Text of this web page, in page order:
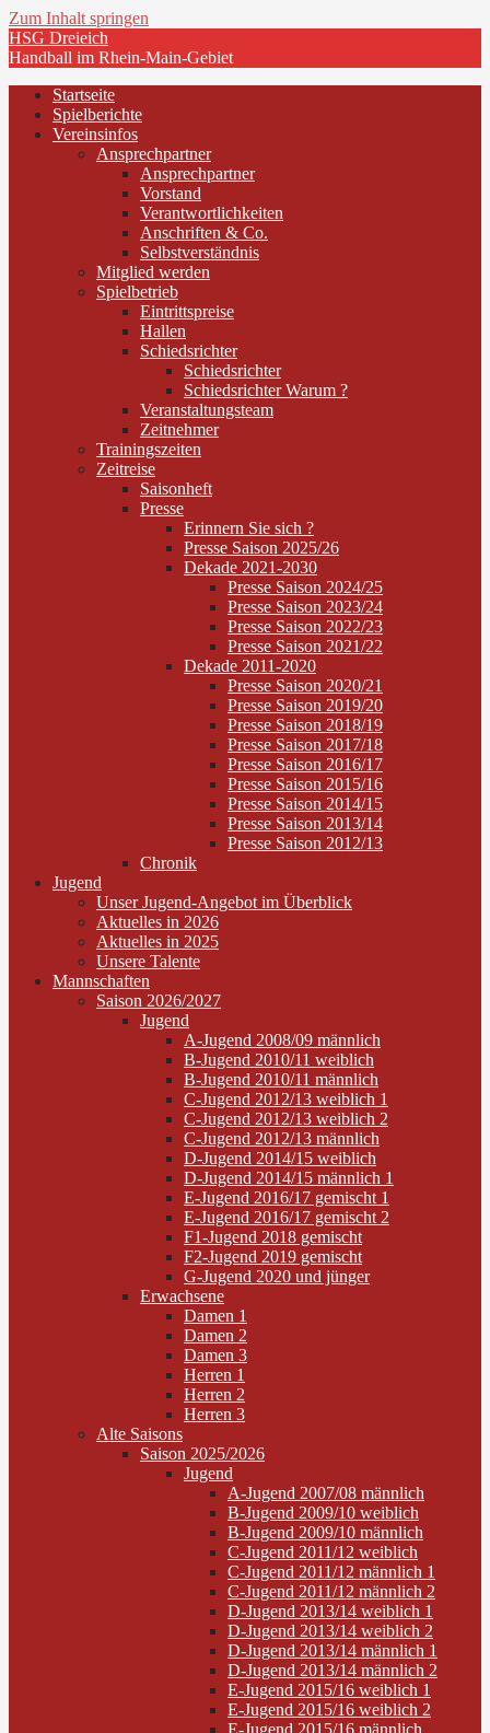
Zum Inhalt springen
HSG Dreieich
Handball im Rhein-Main-Gebiet
Startseite
Spielberichte
Vereinsinfos
Ansprechpartner
Ansprechpartner
Vorstand
Verantwortlichkeiten
Anschriften & Co.
Selbstverständnis
Mitglied werden
Spielbetrieb
Eintrittspreise
Hallen
Schiedsrichter
Schiedsrichter
Schiedsrichter Warum ?
Veranstaltungsteam
Zeitnehmer
Trainingszeiten
Zeitreise
Saisonheft
Presse
Erinnern Sie sich ?
Presse Saison 2025/26
Dekade 2021-2030
Presse Saison 2024/25
Presse Saison 2023/24
Presse Saison 2022/23
Presse Saison 2021/22
Dekade 2011-2020
Presse Saison 2020/21
Presse Saison 2019/20
Presse Saison 2018/19
Presse Saison 2017/18
Presse Saison 2016/17
Presse Saison 2015/16
Presse Saison 2014/15
Presse Saison 2013/14
Presse Saison 2012/13
Chronik
Jugend
Unser Jugend-Angebot im Überblick
Aktuelles in 2026
Aktuelles in 2025
Unsere Talente
Mannschaften
Saison 2026/2027
Jugend
A-Jugend 2008/09 männlich
B-Jugend 2010/11 weiblich
B-Jugend 2010/11 männlich
C-Jugend 2012/13 weiblich 1
C-Jugend 2012/13 weiblich 2
C-Jugend 2012/13 männlich
D-Jugend 2014/15 weiblich
D-Jugend 2014/15 männlich 1
E-Jugend 2016/17 gemischt 1
E-Jugend 2016/17 gemischt 2
F1-Jugend 2018 gemischt
F2-Jugend 2019 gemischt
G-Jugend 2020 und jünger
Erwachsene
Damen 1
Damen 2
Damen 3
Herren 1
Herren 2
Herren 3
Alte Saisons
Saison 2025/2026
Jugend
A-Jugend 2007/08 männlich
B-Jugend 2009/10 weiblich
B-Jugend 2009/10 männlich
C-Jugend 2011/12 weiblich
C-Jugend 2011/12 männlich 1
C-Jugend 2011/12 männlich 2
D-Jugend 2013/14 weiblich 1
D-Jugend 2013/14 weiblich 2
D-Jugend 2013/14 männlich 1
D-Jugend 2013/14 männlich 2
E-Jugend 2015/16 weiblich 1
E-Jugend 2015/16 weiblich 2
E-Jugend 2015/16 männlich